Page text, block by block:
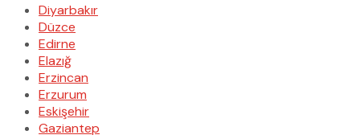
Diyarbakır
Düzce
Edirne
Elazığ
Erzincan
Erzurum
Eskişehir
Gaziantep